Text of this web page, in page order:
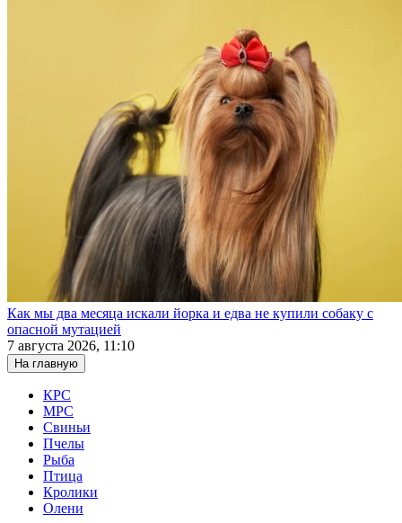
Как мы два месяца искали йорка и едва не купили собаку с
опасной мутацией
7 августа 2026, 11:10
На главную
КРС
МРС
Свиньи
Пчелы
Рыба
Птица
Кролики
Олени